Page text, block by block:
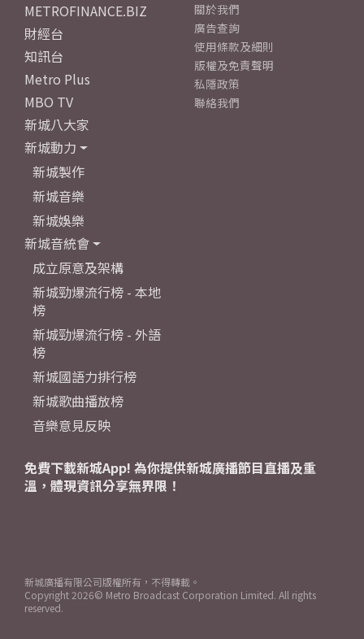
METROFINANCE.BIZ
財經台
知訊台
Metro Plus
MBO TV
新城八大家
新城動力
新城製作
新城音樂
新城娛樂
新城音統會
成立原意及架構
新城勁爆流行榜 - 本地
榜
新城勁爆流行榜 - 外語
榜
新城國語力排行榜
新城歌曲播放榜
音樂意見反映
關於我們
廣告查詢
使用條款及細則
版權及免責聲明
私隱政策
聯絡我們
免費下載新城App! 為你提供新城廣播節目直播及重
溫，體現資訊分享無界限！
新城廣播有限公司版權所有，不得轉載。
Copyright 2026© Metro Broadcast Corporation Limited. All rights
reserved.